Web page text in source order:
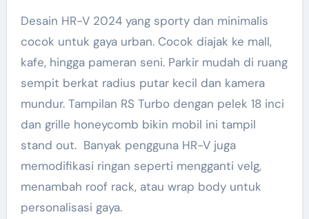
Desain HR-V 2024 yang sporty dan minimalis
cocok untuk gaya urban. Cocok diajak ke mall,
kafe, hingga pameran seni. Parkir mudah di ruang
sempit berkat radius putar kecil dan kamera
mundur. Tampilan RS Turbo dengan pelek 18 inci
dan grille honeycomb bikin mobil ini tampil
stand out. Banyak pengguna HR-V juga
memodifikasi ringan seperti mengganti velg,
menambah roof rack, atau wrap body untuk
personalisasi gaya.